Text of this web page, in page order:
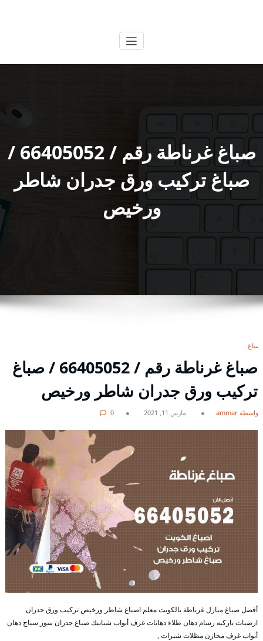
صباغ غرناطة رقم / 66405052 /
صباغ تركيب ورق جدران شاطر
ورخيص
صباغ
صباغ غرناطة رقم / 66405052 / صباغ
تركيب ورق جدران شاطر ورخيص
بواسطة ammar مارس 11, 2021 0
أفضل صباغ منازل غرناطة بالكويت معلم اصباغ شاطر ورخيص تركيب ورق جدران
ارضيات باركيه رسام دهان طلاء دهانات غرف أبواب شبابيك صباغ جدران سور سياج دهان
أبواب غرف مخازن مظلات شبرات ,